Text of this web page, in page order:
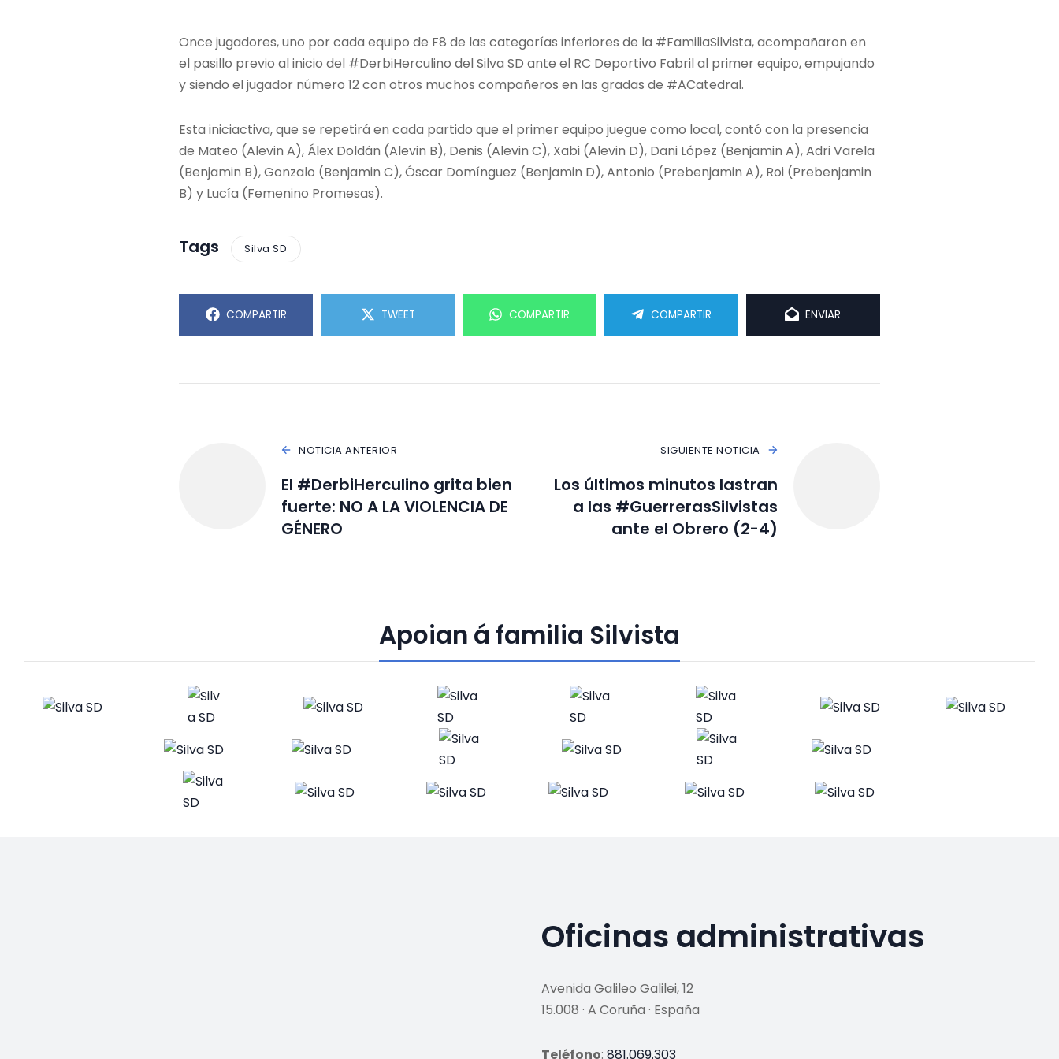
Once jugadores, uno por cada equipo de F8 de las categorías inferiores de la #FamiliaSilvista, acompañaron en
el pasillo previo al inicio del #DerbiHerculino del Silva SD ante el RC Deportivo Fabril al primer equipo, empujando
y siendo el jugador número 12 con otros muchos compañeros en las gradas de #ACatedral.
Esta iniciactiva, que se repetirá en cada partido que el primer equipo juegue como local, contó con la presencia
de Mateo (Alevin A), Álex Doldán (Alevin B), Denis (Alevin C), Xabi (Alevin D), Dani López (Benjamin A), Adri Varela
(Benjamin B), Gonzalo (Benjamin C), Óscar Domínguez (Benjamin D), Antonio (Prebenjamin A), Roi (Prebenjamin
B) y Lucía (Femenino Promesas).
Tags Silva SD
COMPARTIR TWEET COMPARTIR COMPARTIR ENVIAR
NOTICIA ANTERIOR
El #DerbiHerculino grita bien
fuerte: NO A LA VIOLENCIA DE
GÉNERO
SIGUIENTE NOTICIA
Los últimos minutos lastran
a las #GuerrerasSilvistas
ante el Obrero (2-4)
Apoian á familia Silvista
Oficinas administrativas
Avenida Galileo Galilei, 12
15.008 · A Coruña · España
Teléfono: 881.069.303